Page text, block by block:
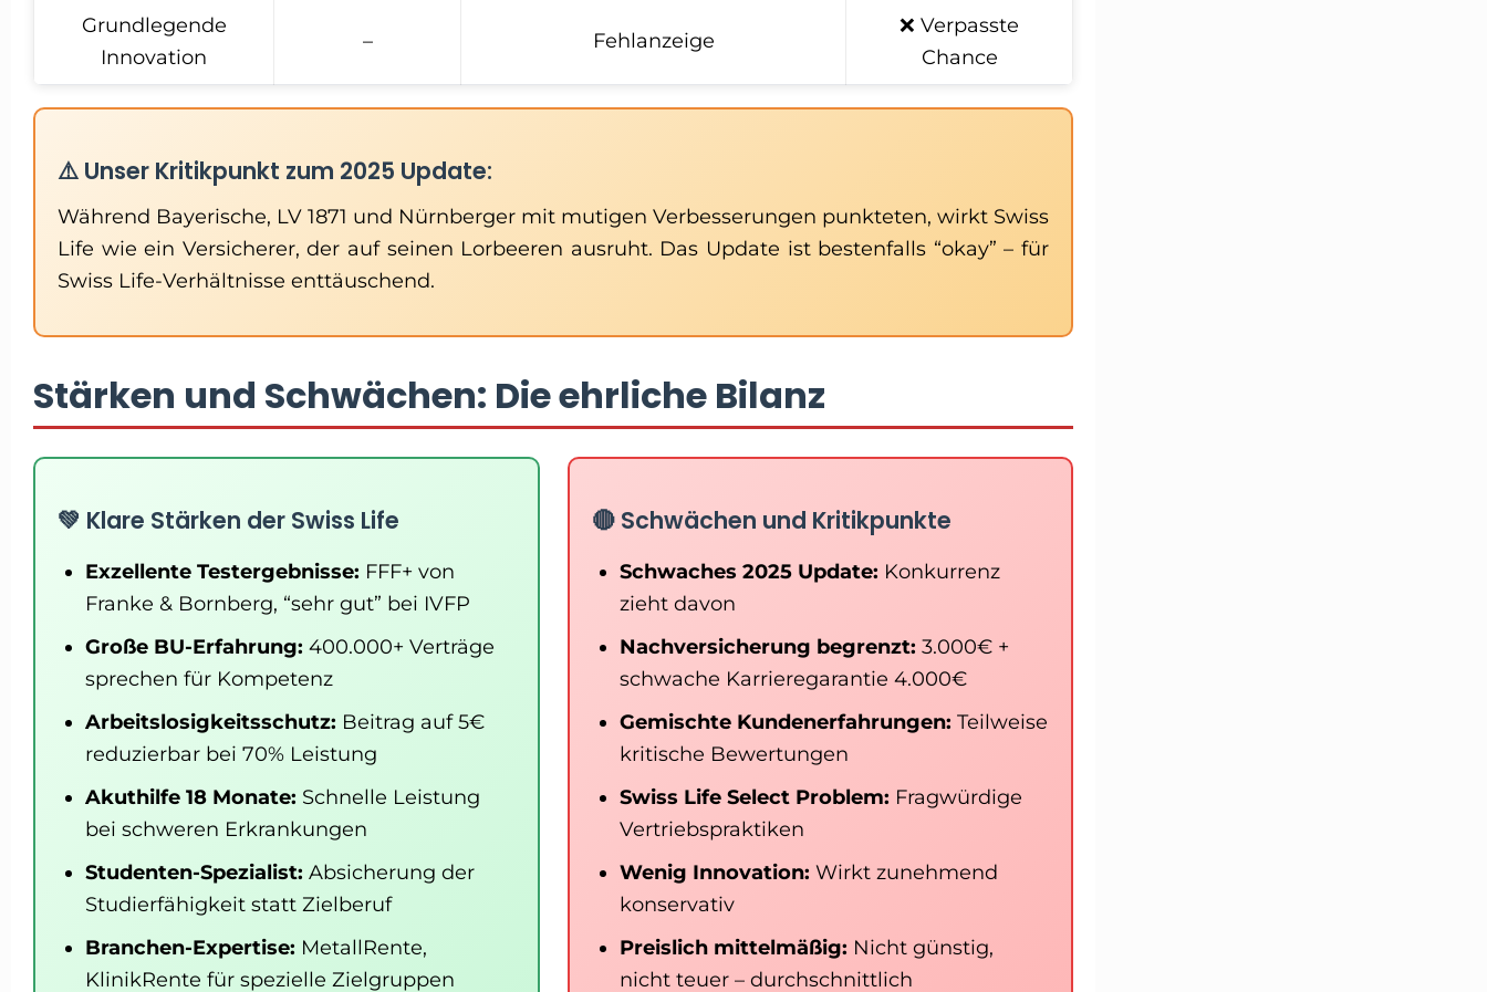
Grundlegende
Innovation
– Fehlanzeige
❌ Verpasste
Chance
⚠️ Unser Kritikpunkt zum 2025 Update:
Während Bayerische, LV 1871 und Nürnberger mit mutigen Verbesserungen punkteten, wirkt Swiss
Life wie ein Versicherer, der auf seinen Lorbeeren ausruht. Das Update ist bestenfalls “okay” – für
Swiss Life-Verhältnisse enttäuschend.
Stärken und Schwächen: Die ehrliche Bilanz
💚 Klare Stärken der Swiss Life
Exzellente Testergebnisse: FFF+ von
Franke & Bornberg, “sehr gut” bei IVFP
Große BU-Erfahrung: 400.000+ Verträge
sprechen für Kompetenz
Arbeitslosigkeitsschutz: Beitrag auf 5€
reduzierbar bei 70% Leistung
Akuthilfe 18 Monate: Schnelle Leistung
bei schweren Erkrankungen
Studenten-Spezialist: Absicherung der
Studierfähigkeit statt Zielberuf
Branchen-Expertise: MetallRente,
KlinikRente für spezielle Zielgruppen
🔴 Schwächen und Kritikpunkte
Schwaches 2025 Update: Konkurrenz
zieht davon
Nachversicherung begrenzt: 3.000€ +
schwache Karrieregarantie 4.000€
Gemischte Kundenerfahrungen: Teilweise
kritische Bewertungen
Swiss Life Select Problem: Fragwürdige
Vertriebspraktiken
Wenig Innovation: Wirkt zunehmend
konservativ
Preislich mittelmäßig: Nicht günstig,
nicht teuer – durchschnittlich